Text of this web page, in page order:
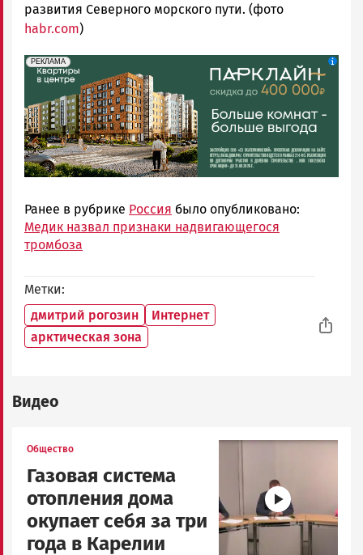
развития Северного морского пути. (фото
habr.com)
erid: 2SDnjdeSPnB
РЕКЛАМА
Реклама
Ранее в рубрике Россия было опубликовано:
Медик назвал признаки надвигающегося
тромбоза
Метки
дмитрий рогозин
Интернет
арктическая зона
Видео
Общество
Газовая система
отопления дома
окупает себя за три
года в Карелии